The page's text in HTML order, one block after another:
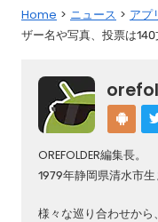
Home ニュース アプ
ザー名や写真、投票は
OREFOLDER編集長。
1979年静岡県清水市生
様々な巡り合わせから